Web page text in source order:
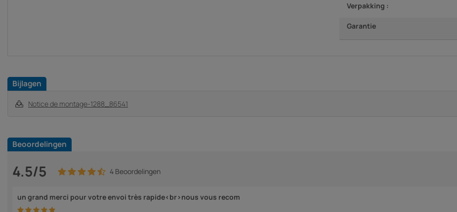
Verpakking :
Garantie
Bijlagen
Notice de montage-1288_86541
Beoordelingen
4.5/5 4 Beoordelingen
un grand merci pour votre envoi très rapide<br>nous vous recom